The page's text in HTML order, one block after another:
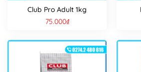
Club Pro Adult 1kg
75.000₫